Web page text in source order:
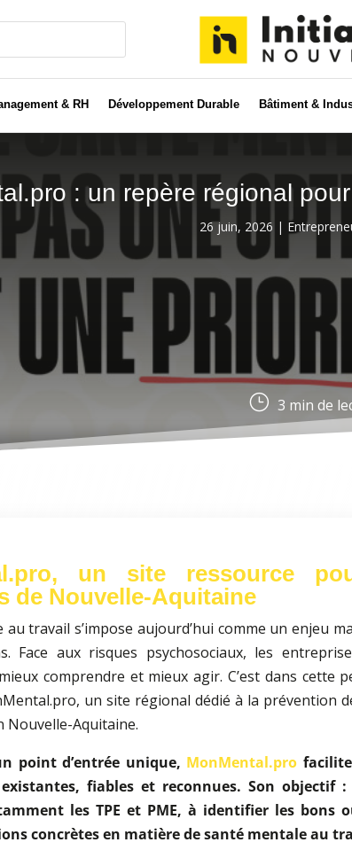
& RH Développement Durable Bâtiment &
: un repère régional
26 juin, 2026 |
} 3 min de
un site ressource
de Nouvelle-Aquitaine
au travail s’impose aujourd’hui comme un enjeu
Face aux risques psychosociaux, les
comprendre et mieux agir. C’est dans cette
un site régional dédié à la prévention
Nouvelle-Aquitaine.
point d’entrée unique, MonMental.pro facilite
existantes, fiables et reconnues. Son objectif
les TPE et PME, à identifier les bons
concrètes en matière de santé mentale au